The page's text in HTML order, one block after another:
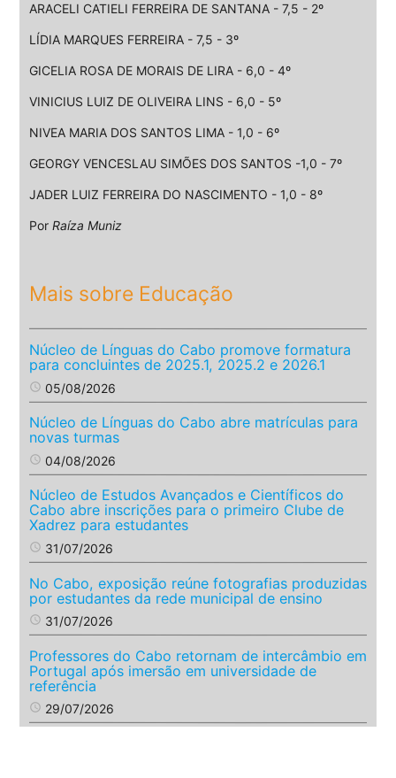
ARACELI CATIELI FERREIRA DE SANTANA - 7,5 - 2º
LÍDIA MARQUES FERREIRA - 7,5 - 3º
GICELIA ROSA DE MORAIS DE LIRA - 6,0 - 4º
VINICIUS LUIZ DE OLIVEIRA LINS - 6,0 - 5º
NIVEA MARIA DOS SANTOS LIMA - 1,0 - 6º
GEORGY VENCESLAU SIMÕES DOS SANTOS -1,0 - 7º
JADER LUIZ FERREIRA DO NASCIMENTO - 1,0 - 8º
Por Raíza Muniz
Mais sobre Educação
Núcleo de Línguas do Cabo promove formatura
para concluintes de 2025.1, 2025.2 e 2026.1
access_time 05/08/2026
Núcleo de Línguas do Cabo abre matrículas para
novas turmas
access_time 04/08/2026
Núcleo de Estudos Avançados e Científicos do
Cabo abre inscrições para o primeiro Clube de
Xadrez para estudantes
access_time 31/07/2026
No Cabo, exposição reúne fotografias produzidas
por estudantes da rede municipal de ensino
access_time 31/07/2026
Professores do Cabo retornam de intercâmbio em
Portugal após imersão em universidade de
referência
access_time 29/07/2026